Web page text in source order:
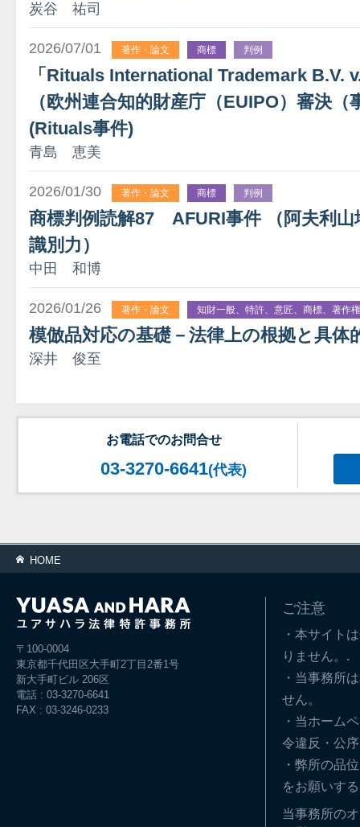
炭谷 祐司
2026/07/01 著作・論文 商標 判例
「Rituals International Trademark B.V.
（欧州連合知的財産庁（EUIPO）審決
(Rituals事件)
青島 恵美
2026/01/30 著作・論文 商標 判例
商標判例読解87 AFURI事件 （阿夫利山
識別力）
中田 和博
2026/01/26 著作・論文 知財一般、特許、意匠、商標、著作
模倣品対応の基礎－法律上の根拠と具体
深井 俊至
お電話でのお問合せ
03-3270-6641(代表)
HOME
〒100-0004
東京都千代田区大手町2丁目2番1号
新大手町ビル 206区
電話 : 03-3270-6641
FAX : 03-3246-0233
ご注意
・本サイト
りません。.
・当事務所
せん。
・当ホーム
令違反・公
・弊所の品
をお願いす
当事務所の